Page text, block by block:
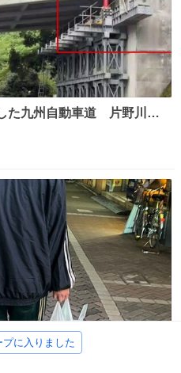
に入りました
た九州自動車道 片野川橋
います。 タイムラプス動画
キアップしている様子をご
日本 #熊本地震